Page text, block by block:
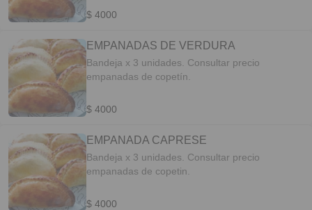
$ 4000
EMPANADAS DE VERDURA
Bandeja x 3 unidades. Consultar precio
empanadas de copetín.
$ 4000
EMPANADA CAPRESE
Bandeja x 3 unidades. Consultar precio
empanadas de copetin.
$ 4000